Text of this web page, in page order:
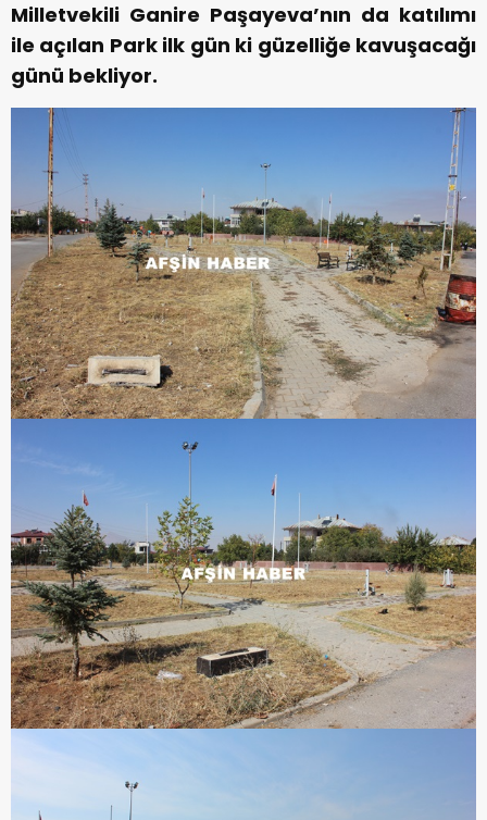
Milletvekili Ganire Paşayeva’nın da katılımı
ile açılan Park ilk gün ki güzelliğe kavuşacağı
günü bekliyor.